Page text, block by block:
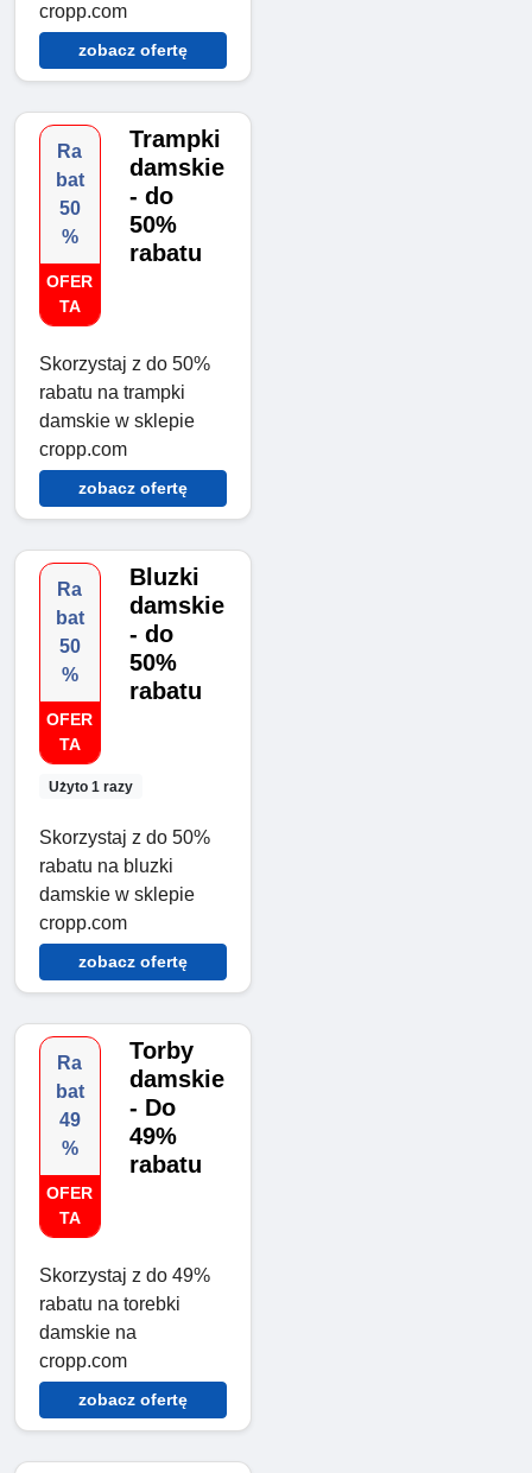
cropp.com
zobacz ofertę
Ra
bat
50
%
OFER
TA
Trampki
damskie
- do
50%
rabatu
Skorzystaj z do 50%
rabatu na trampki
damskie w sklepie
cropp.com
zobacz ofertę
Ra
bat
50
%
OFER
TA
Użyto 1 razy
Bluzki
damskie
- do
50%
rabatu
Skorzystaj z do 50%
rabatu na bluzki
damskie w sklepie
cropp.com
zobacz ofertę
Ra
bat
49
%
OFER
TA
Torby
damskie
- Do
49%
rabatu
Skorzystaj z do 49%
rabatu na torebki
damskie na
cropp.com
zobacz ofertę